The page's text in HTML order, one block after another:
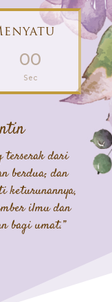
00
Sec
terserak dari
berdua; dan
keturunannya,
ilmu dan
bagi umat.”